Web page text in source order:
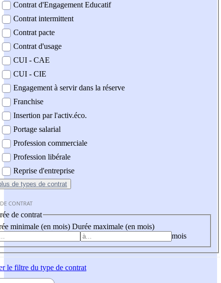
Contrat d'Engagement Educatif
Contrat intermittent
Contrat pacte
Contrat d'usage
CUI - CAE
CUI - CIE
Engagement à servir dans la réserve
Franchise
Insertion par l'activ.éco.
Portage salarial
Profession commerciale
Profession libérale
Reprise d'entreprise
de types de contrat
CONTRAT
de contrat
minimale (en mois) Durée maximale (en mois)
mois
le filtre du type de contrat